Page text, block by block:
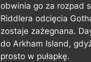
obwinia go za rozpad
Riddlera odcięcia
zostaje zażegnana.
do Arkham Island,
prosto w pułapkę.